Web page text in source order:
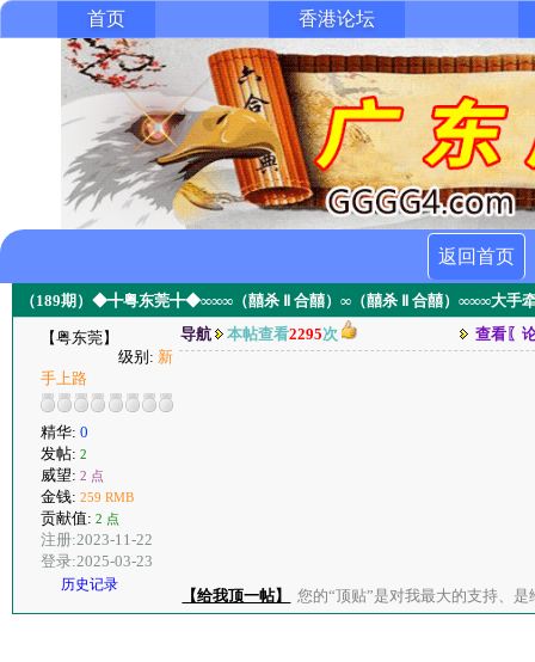
首页 香港论坛
返回首页
（189期）◆╋粤东莞╋◆∞∞∞（囍杀 Ⅱ 合囍）∞（囍杀 Ⅱ 合囍）∞∞∞大手
【粤东莞】
级别: 新
手上路
精华: 0
发帖: 2
威望: 2 点
金钱: 259 RMB
贡献值: 2 点
注册:2023-11-22
登录:2025-03-23
历史记录
导航 本帖查看2295次 查看〖
【给我顶一帖】 您的“顶贴”是对我最大的支持、